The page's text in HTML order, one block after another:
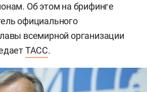
Об этом на брифинге
официального
всемирной организации
ТАСС.